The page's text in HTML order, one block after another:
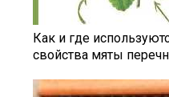
Как и где
свойства мяты